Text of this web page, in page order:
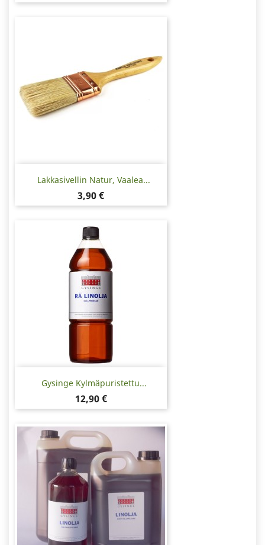
Lakkasivellin Natur, Vaalea...
Hinta
3,90 €
Gysinge Kylmäpuristettu...
Hinta
12,90 €